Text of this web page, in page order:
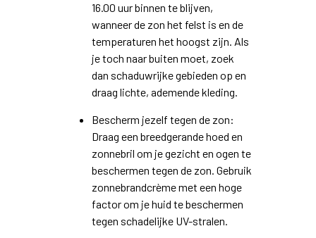
16.00 uur binnen te blijven,
wanneer de zon het felst is en de
temperaturen het hoogst zijn. Als
je toch naar buiten moet, zoek
dan schaduwrijke gebieden op en
draag lichte, ademende kleding.
Bescherm jezelf tegen de zon:
Draag een breedgerande hoed en
zonnebril om je gezicht en ogen te
beschermen tegen de zon. Gebruik
zonnebrandcrème met een hoge
factor om je huid te beschermen
tegen schadelijke UV-stralen.